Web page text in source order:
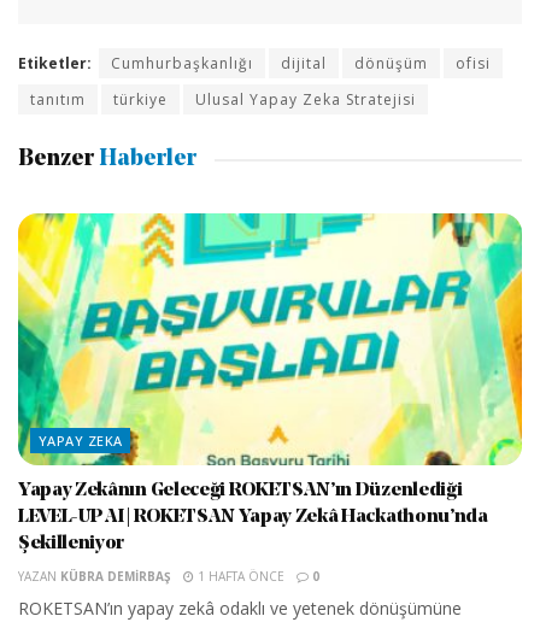
Etiketler: Cumhurbaşkanlığı dijital dönüşüm
ofisi
tanıtım
türkiye Ulusal Yapay Zeka Stratejisi
Benzer Haberler
YAPAY ZEKA
Yapay Zekânın Geleceği ROKETSAN’ın Düzenlediği
LEVEL-UP AI | ROKETSAN Yapay Zekâ Hackathonu’nda
Şekilleniyor
YAZAN KÜBRA DEMIRBAŞ 1 HAFTA ÖNCE 0
ROKETSAN’ın yapay zekâ odaklı ve yetenek dönüşümüne